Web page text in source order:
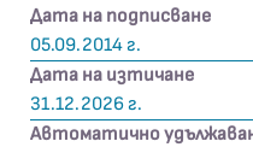
Дата на подписване
05.09.2014 г.
Дата на изтичане
31.12.2026 г.
Автоматично